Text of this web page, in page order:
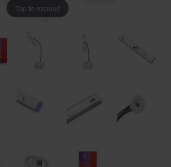
Tap to expand